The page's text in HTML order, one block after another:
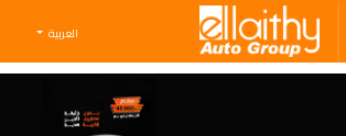
Ellaithy Auto Group
العربية